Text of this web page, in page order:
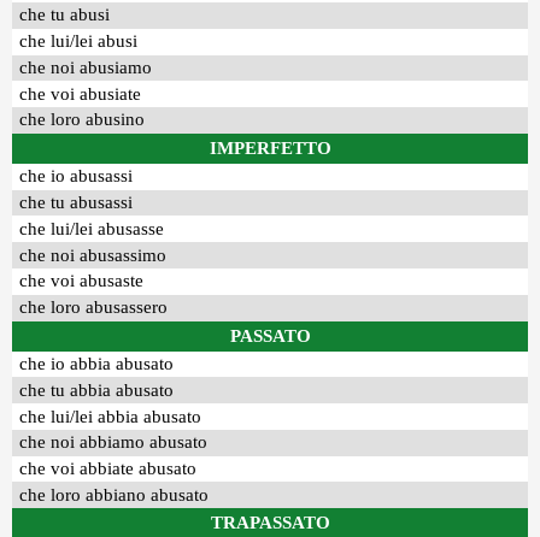
che tu abusi
che lui/lei abusi
che noi abusiamo
che voi abusiate
che loro abusino
IMPERFETTO
che io abusassi
che tu abusassi
che lui/lei abusasse
che noi abusassimo
che voi abusaste
che loro abusassero
PASSATO
che io abbia abusato
che tu abbia abusato
che lui/lei abbia abusato
che noi abbiamo abusato
che voi abbiate abusato
che loro abbiano abusato
TRAPASSATO